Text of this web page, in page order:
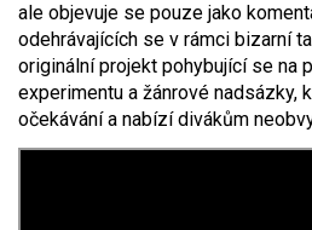
ale objevuje se pouze jako
odehrávajících se v rámci bizarní
originální projekt pohybující se na
experimentu a žánrové nadsázky,
očekávání a nabízí divákům